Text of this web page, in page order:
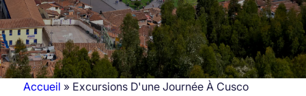
Accueil Excursions D'une Journée À Cusco